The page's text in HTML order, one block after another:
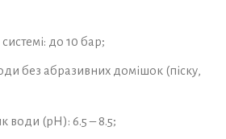
до 10 бар;
без абразивних домішок (піску,
води (pH): 6.5 – 8.5;